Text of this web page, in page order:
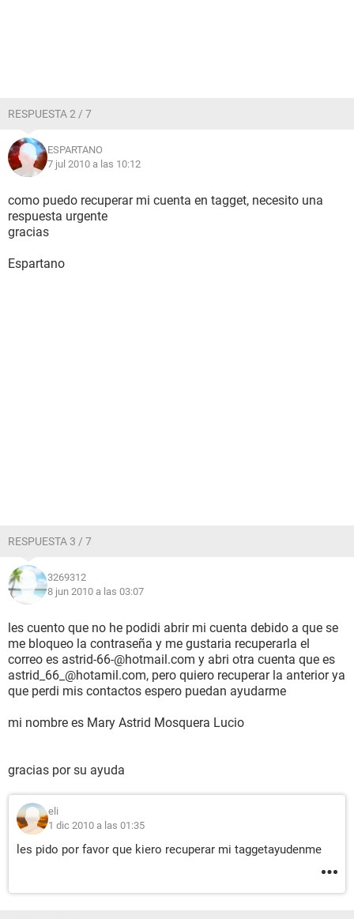
RESPUESTA 2 / 7
ESPARTANO
7 jul 2010 a las 10:12
como puedo recuperar mi cuenta en tagget, necesito una
respuesta urgente
gracias
Espartano
RESPUESTA 3 / 7
3269312
8 jun 2010 a las 03:07
les cuento que no he podidi abrir mi cuenta debido a que se
me bloqueo la contraseña y me gustaria recuperarla el
correo es astrid-66-@hotmail.com y abri otra cuenta que es
astrid_66_@hotamil.com, pero quiero recuperar la anterior ya
que perdi mis contactos espero puedan ayudarme
mi nombre es Mary Astrid Mosquera Lucio
gracias por su ayuda
eli
1 dic 2010 a las 01:35
les pido por favor que kiero recuperar mi taggetayudenme